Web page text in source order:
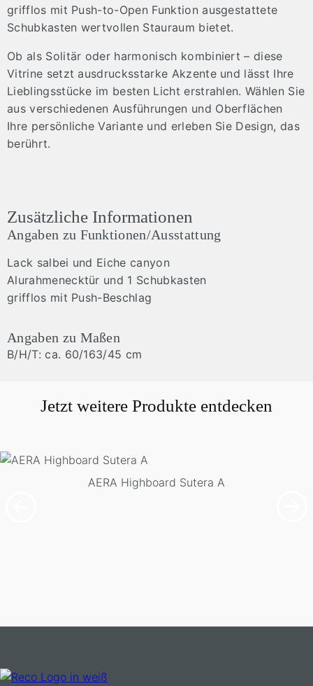
Zusätzliche Informationen
Angaben zu Funktionen/Ausstattung
Lack salbei und Eiche canyon
Alurahmenecktür und 1 Schubkasten
grifflos mit Push-Beschlag
Angaben zu Maßen
B/H/T: ca. 60/163/45 cm
grifflos mit Push-to-Open Funktion ausgestattete
Schubkasten wertvollen Stauraum bietet.
Ob als Solitär oder harmonisch kombiniert – diese
Vitrine setzt ausdrucksstarke Akzente und lässt Ihre
Lieblingsstücke im besten Licht erstrahlen. Wählen Sie
aus verschiedenen Ausführungen und Oberflächen
Ihre persönliche Variante und erleben Sie Design, das
berührt.
Jetzt weitere Produkte entdecken
AERA Highboard Sutera A